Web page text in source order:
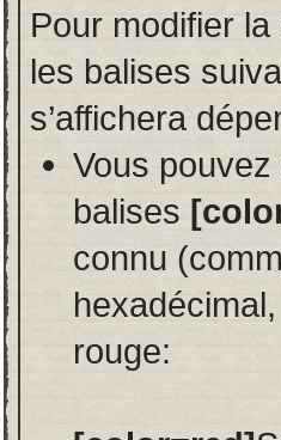
Pour modifier
les balises
s’affichera
Vous pouvez
balises
connu
rouge: